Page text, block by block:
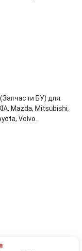
БУ) для:
Mazda, Mitsubishi,
Volvo.